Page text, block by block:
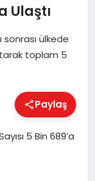
Ulaştı
sonrası ülkede
toplam 5
Paylaş